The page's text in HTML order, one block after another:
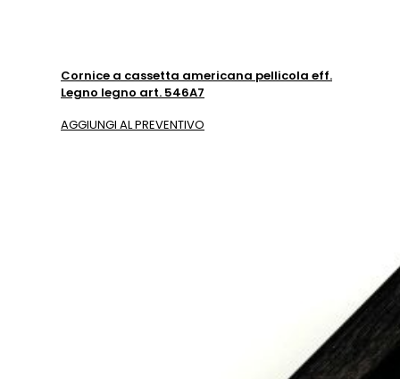
Cornice a cassetta americana pellicola eff.
Legno legno art. 546A7
AGGIUNGI AL PREVENTIVO